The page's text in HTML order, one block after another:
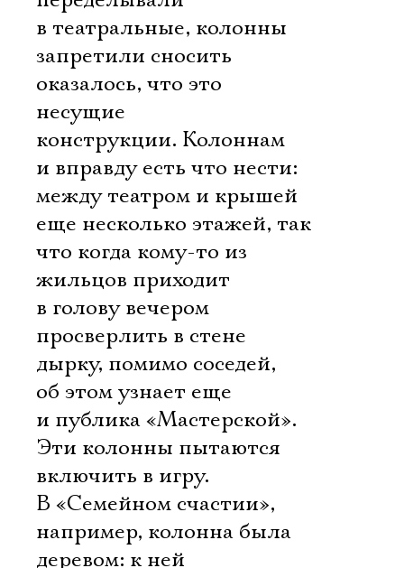
в театральные, колонны
запретили сносить 
оказалось, что это
несущие
конструкции. Колоннам
и вправду есть что нести:
между театром и крышей
еще несколько этажей, так
что когда кому-то из
жильцов приходит
в голову вечером
просверлить в стене
дырку, помимо соседей,
об этом узнает еще
и публика «Мастерской».
Эти колонны пытаются
включить в игру.
В «Семейном счастии»,
например, колонна была
деревом: к ней